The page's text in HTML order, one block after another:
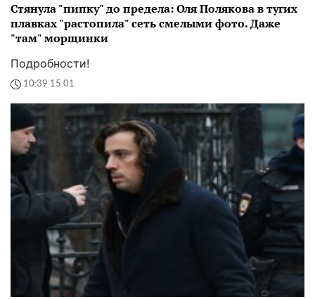
Стянула "пипку" до предела: Оля Полякова в тугих
плавках "растопила" сеть смелыми фото. Даже
"там" морщинки
Подробности!
10:39 15.01